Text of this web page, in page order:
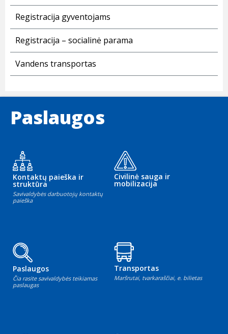
Registracija gyventojams
Registracija – socialinė parama
Vandens transportas
Paslaugos
Kontaktų paieška ir
struktūra
Savivaldybės darbuotojų kontaktų
paieška
Civilinė sauga ir
mobilizacija
Paslaugos
Čia rasite savivaldybės teikiamas
paslaugas
Transportas
Maršrutai, tvarkaraščiai, e. bilietas